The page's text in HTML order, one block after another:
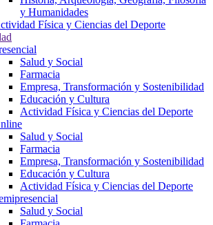
y Humanidades
Física y Ciencias del Deporte
Salud y Social
Farmacia
Empresa, Transformación y Sostenibilidad
Educación y Cultura
Actividad Física y Ciencias del Deporte
Salud y Social
Farmacia
Empresa, Transformación y Sostenibilidad
Educación y Cultura
Actividad Física y Ciencias del Deporte
Salud y Social